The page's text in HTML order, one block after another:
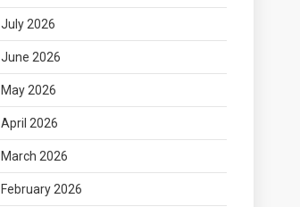
July 2026
June 2026
May 2026
April 2026
March 2026
February 2026